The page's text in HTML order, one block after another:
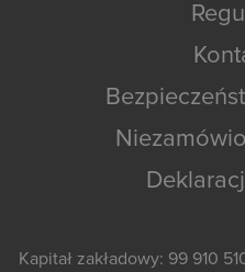
Kapitał zakładowy: 99 910